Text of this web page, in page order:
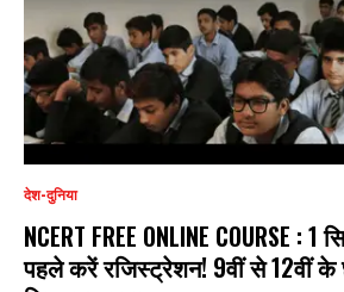
देश-दुनिया
NCERT FREE ONLINE COURSE : 1
पहले करें रजिस्ट्रेशन! 9वीं से 12वीं के